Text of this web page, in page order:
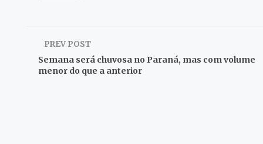
PREV POST
Semana será chuvosa no Paraná, mas com volume
menor do que a anterior